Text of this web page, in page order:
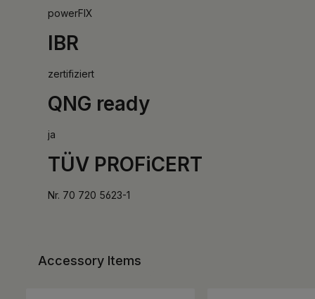
powerFIX
IBR
zertifiziert
QNG ready
ja
TÜV PROFiCERT
Nr. 70 720 5623-1
Accessory Items